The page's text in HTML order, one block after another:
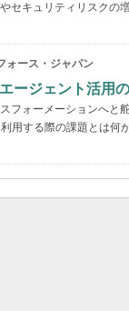
セキュリティリスクの
ォース・ジャパン
ージェント活用
フォーメーションへと
用する際の課題とは何